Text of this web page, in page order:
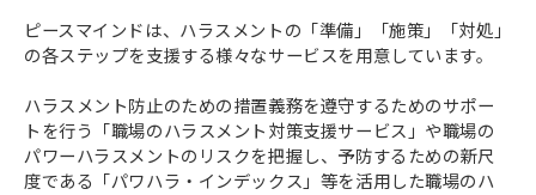
ピースマインドは、ハラスメントの「準備」「施策」「対処」
の各ステップを支援する様々なサービスを用意しています。
ハラスメント防止のための措置義務を遵守するためのサポー
トを行う「職場のハラスメント対策支援サービス」や職場の
パワーハラスメントのリスクを把握し、予防するための新尺
度である「パワハラ・インデックス」等を活用した職場のハ